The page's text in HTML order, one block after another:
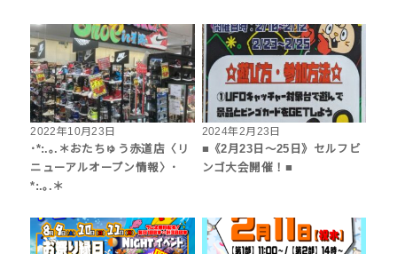
2022年10月23日
･*:.｡.＊おたちゅう赤道店〈リ
ニューアルオープン情報〉･
*:.｡.＊
2024年2月23日
■《2月23日～25日》セルフビ
ンゴ大会開催！■